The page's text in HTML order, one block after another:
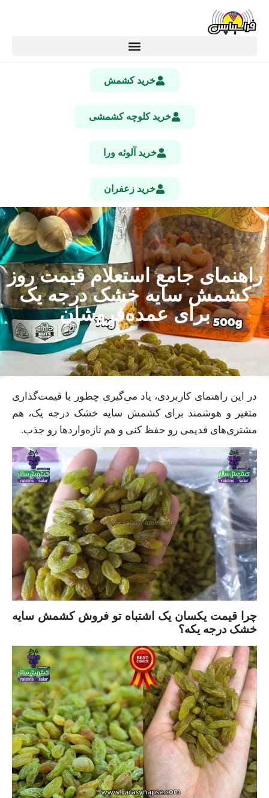
خرید کشمش
خرید کلوچه کشمشی
خرید آلوئه ورا
خرید زعفران
راهنمای جامع استعلام قیمت‌ روز
کشمش سایه خشک درجه یک
برای عمده‌فروشان
در این راهنمای کاربردی، یاد می‌گیری چطور با قیمت‌گذاری
متغیر و هوشمند برای کشمش سایه خشک درجه یک، هم
مشتری‌های قدیمی رو حفظ کنی و هم تازه‌واردها رو جذب.
چرا قیمت یکسان یک اشتباه تو فروش کشمش سایه
خشک درجه یکه؟